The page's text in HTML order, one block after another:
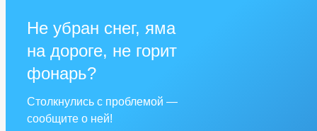
Не убран снег, яма
на дороге, не горит
фонарь?
Столкнулись с проблемой —
сообщите о ней!